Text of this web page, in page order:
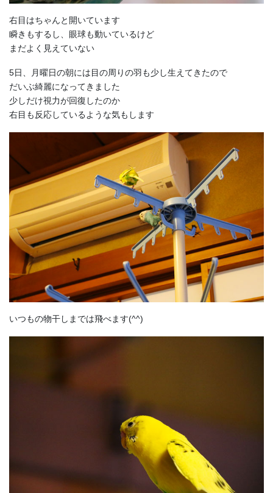
右目はちゃんと開いています
瞬きもするし、眼球も動いているけど
まだよく見えていない
5日、月曜日の朝には目の周りの羽も少し生えてきたので
だいぶ綺麗になってきました
少しだけ視力が回復したのか
右目も反応しているような気もします
いつもの物干しまでは飛べます(^^)